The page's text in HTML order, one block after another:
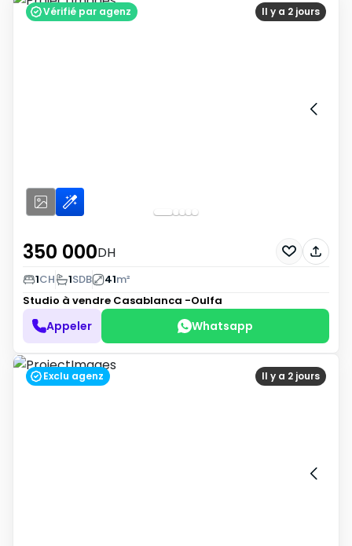
Il y a 2 jours
Vérifié par agenz
350 000DH
1CH 1SDB 41m²
Studio à vendre Casablanca -Oulfa
Appeler Whatsapp
Il y a 2 jours
Exclu agenz